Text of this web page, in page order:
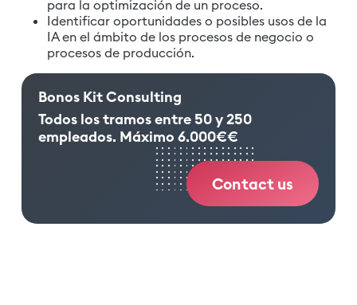
para la optimización de un proceso.
Identificar oportunidades o posibles usos de la
IA en el ámbito de los procesos de negocio o
procesos de producción.
Bonos Kit Consulting
Todos los tramos entre 50 y 250
empleados. Máximo 6.000€€
Contact us